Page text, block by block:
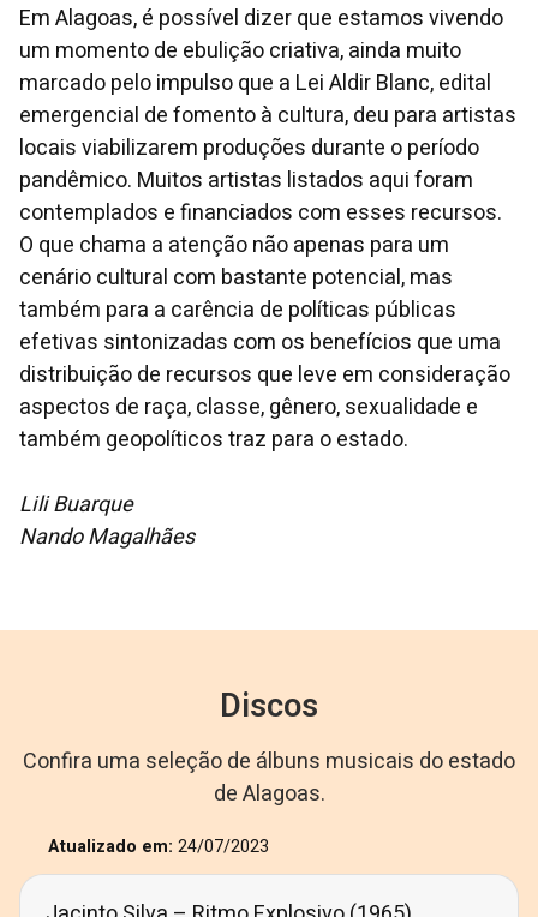
Em Alagoas, é possível dizer que estamos vivendo
um momento de ebulição criativa, ainda muito
marcado pelo impulso que a Lei Aldir Blanc, edital
emergencial de fomento à cultura, deu para artistas
locais viabilizarem produções durante o período
pandêmico. Muitos artistas listados aqui foram
contemplados e financiados com esses recursos.
O que chama a atenção não apenas para um
cenário cultural com bastante potencial, mas
também para a carência de políticas públicas
efetivas sintonizadas com os benefícios que uma
distribuição de recursos que leve em consideração
aspectos de raça, classe, gênero, sexualidade e
também geopolíticos traz para o estado.
Lili Buarque
Nando Magalhães
Discos
Confira uma seleção de álbuns musicais do estado
de Alagoas.
Atualizado em: 24/07/2023